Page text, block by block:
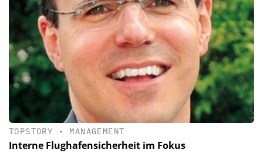
TOPSTORY • MANAGEMENT
Interne Flughafensicherheit im Fokus